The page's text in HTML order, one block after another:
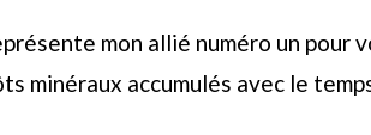
mon allié numéro un
minéraux accumulés avec le